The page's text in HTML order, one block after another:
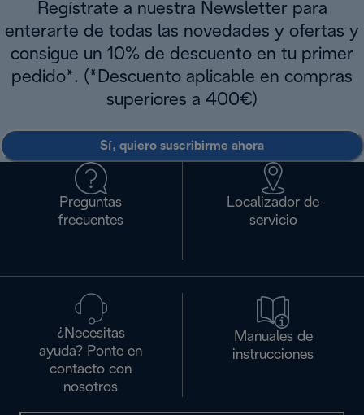
Regístrate a nuestra Newsletter para
enterarte de todas las novedades y ofertas y
consigue un 10% de descuento en tu primer
pedido*. (*Descuento aplicable en compras
superiores a 400€)
Sí, quiero suscribirme ahora
Preguntas
frecuentes
Localizador de
servicio
¿Necesitas
ayuda? Ponte en
contacto con
nosotros
Manuales de
instrucciones